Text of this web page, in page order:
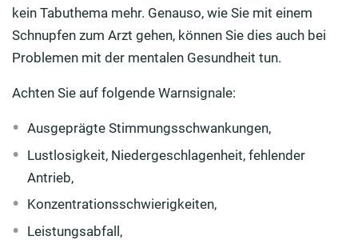
kein Tabuthema mehr. Genauso, wie Sie mit einem
Schnupfen zum Arzt gehen, können Sie dies auch bei
Problemen mit der mentalen Gesundheit tun.
Achten Sie auf folgende Warnsignale:
Ausgeprägte Stimmungsschwankungen,
Lustlosigkeit, Niedergeschlagenheit, fehlender
Antrieb,
Konzentrationsschwierigkeiten,
Leistungsabfall,